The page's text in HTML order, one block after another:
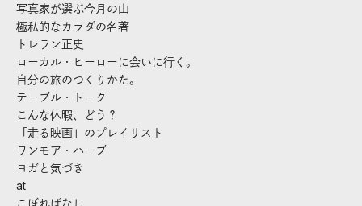
写真家が選ぶ今月の山
極私的なカラダの名著
トレラン正史
ローカル・ヒーローに会いに行く。
自分の旅のつくりかた。
テーブル・トーク
こんな休暇、どう？
「走る映画」のプレイリスト
ワンモア・ハーブ
ヨガと気づき
at
こぼればなし